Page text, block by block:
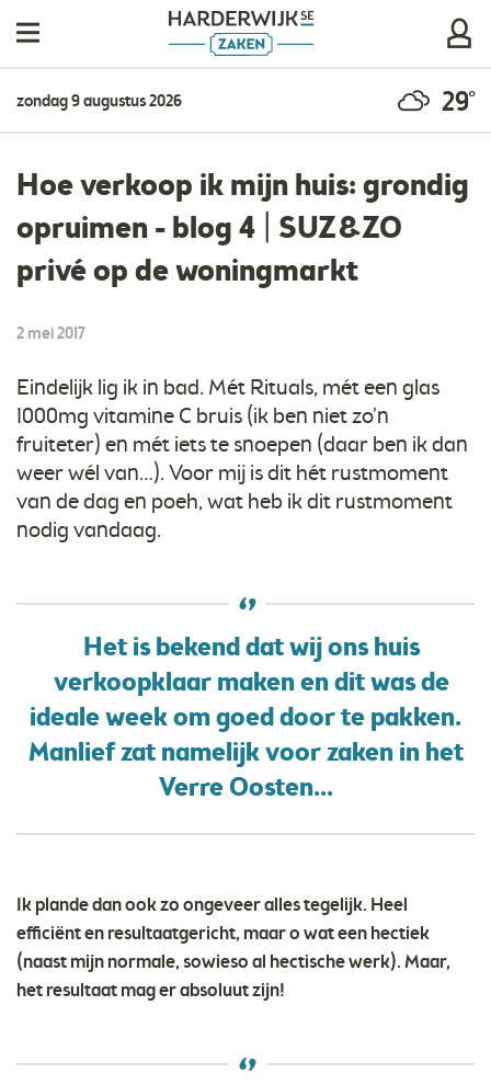
zondag 9 augustus 2026 29°
Hoe verkoop ik mijn huis: grondig
opruimen - blog 4 | SUZ&ZO
privé op de woningmarkt
2 mei 2017
Eindelijk lig ik in bad. Mét Rituals, mét een glas
1000mg vitamine C bruis (ik ben niet zo’n
fruiteter) en mét iets te snoepen (daar ben ik dan
weer wél van…). Voor mij is dit hét rustmoment
van de dag en poeh, wat heb ik dit rustmoment
nodig vandaag.
Het is bekend dat wij ons huis
verkoopklaar maken en dit was de
ideale week om goed door te pakken.
Manlief zat namelijk voor zaken in het
Verre Oosten...
Ik plande dan ook zo ongeveer alles tegelijk. Heel
efficiënt en resultaatgericht, maar o wat een hectiek
(naast mijn normale, sowieso al hectische werk). Maar,
het resultaat mag er absoluut zijn!